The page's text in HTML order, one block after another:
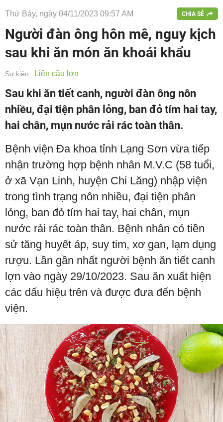
Thứ Bảy, ngày 04/11/2023 09:57 AM CHIA SẺ
Người đàn ông hôn mê, nguy kịch
sau khi ăn món ăn khoái khẩu
Sự kiện: Liên cầu lợn
Sau khi ăn tiết canh, người đàn ông nôn
nhiều, đại tiện phân lỏng, ban đỏ tím hai tay,
hai chân, mụn nước rải rác toàn thân.
Bệnh viện Đa khoa tỉnh Lạng Sơn vừa tiếp
nhận trường hợp bệnh nhân M.V.C (58 tuổi,
ở xã Vạn Linh, huyện Chi Lăng) nhập viện
trong tình trạng nôn nhiều, đại tiện phân
lỏng, ban đỏ tím hai tay, hai chân, mụn
nước rải rác toàn thân. Bệnh nhân có tiền
sử tăng huyết áp, suy tim, xơ gan, lạm dụng
rượu. Lần gần nhất người bệnh ăn tiết canh
lợn vào ngày 29/10/2023. Sau ăn xuất hiện
các dấu hiệu trên và được đưa đến bệnh
viện.